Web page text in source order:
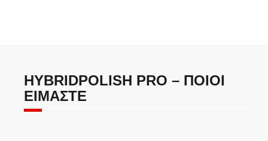
HYBRIDPOLISH PRO – ΠΟΙΟΙ
ΕΊΜΑΣΤΕ